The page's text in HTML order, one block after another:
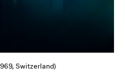
Switzerland)